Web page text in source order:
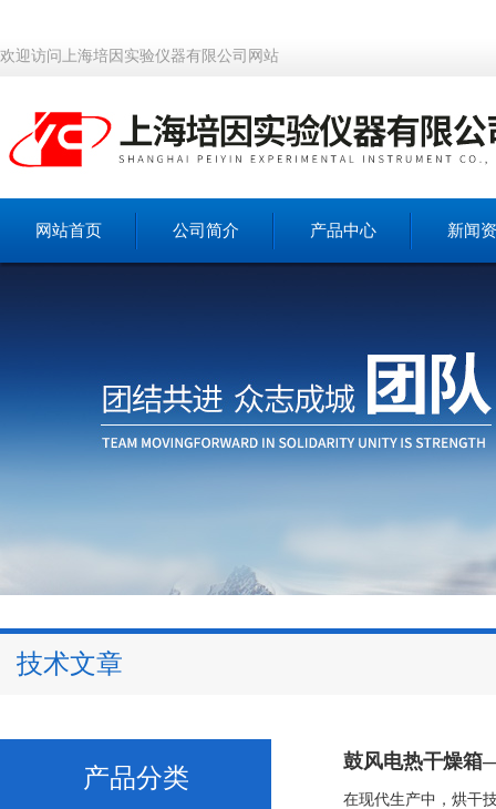
欢迎访问上海培因实验仪器有限公司网站
网站首页 公司简介 产品中心 新闻
技术文章
鼓风电热干燥
在现代生产中，烘干
产品分类